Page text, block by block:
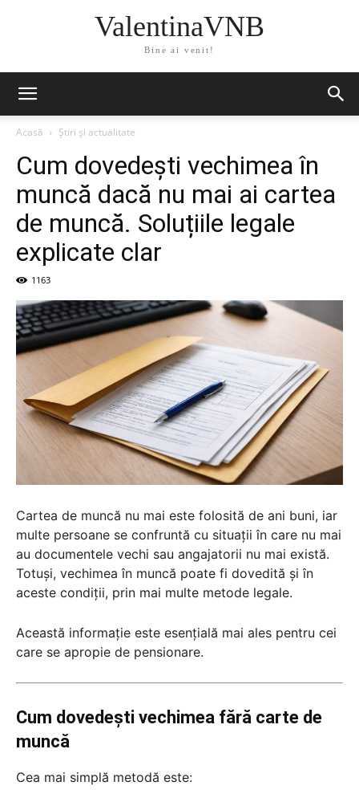
ValentinaVNB
Bine ai venit!
Acasă Știri și actualitate
Cum dovedești vechimea în
muncă dacă nu mai ai cartea
de muncă. Soluțiile legale
explicate clar
1163
Cartea de muncă nu mai este folosită de ani buni, iar
multe persoane se confruntă cu situații în care nu mai
au documentele vechi sau angajatorii nu mai există.
Totuși, vechimea în muncă poate fi dovedită și în
aceste condiții, prin mai multe metode legale.
Această informație este esențială mai ales pentru cei
care se apropie de pensionare.
Cum dovedești vechimea fără carte de
muncă
Cea mai simplă metodă este: